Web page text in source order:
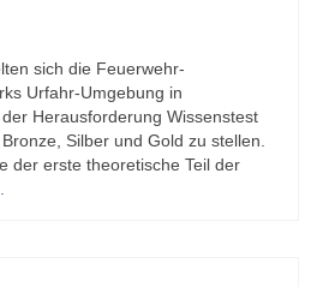
sich die Feuerwehr-
Urfahr-Umgebung in
Herausforderung Wissenstest
Silber und Gold zu stellen.
der erste theoretische Teil der